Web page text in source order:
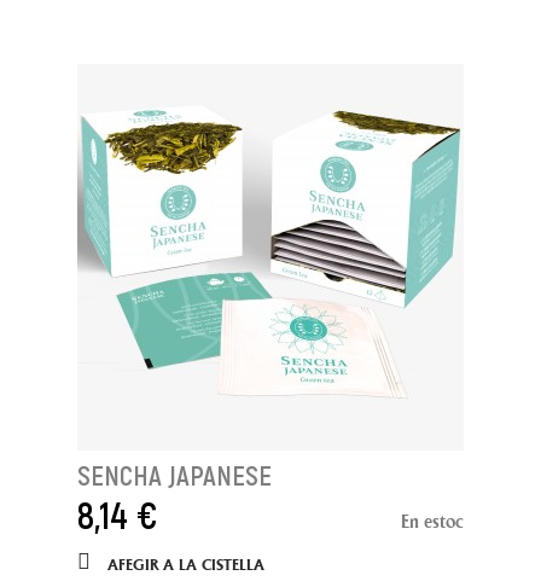
SENCHA JAPANESE
8,14 € En estoc
AFEGIR A LA CISTELLA